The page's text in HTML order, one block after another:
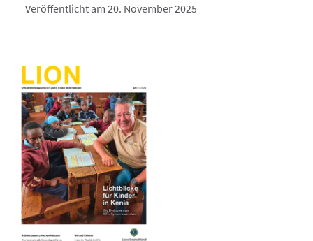
Veröffentlicht am 20. November 2025